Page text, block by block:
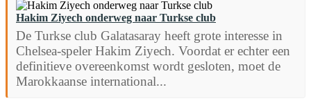
Hakim Ziyech onderweg naar Turkse club
De Turkse club Galatasaray heeft grote interesse in
Chelsea-speler Hakim Ziyech. Voordat er echter een
definitieve overeenkomst wordt gesloten, moet de
Marokkaanse international...